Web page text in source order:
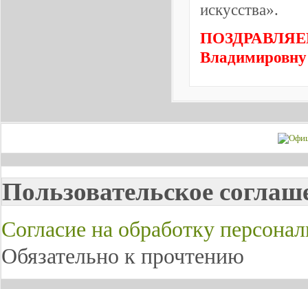
искусства».
Пользовательское
Согласие на обработку
Обязательно к прочтению